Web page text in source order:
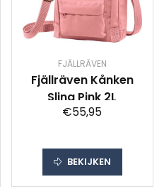
FJÄLLRÄVEN
Fjällräven Kånken
Sling Pink 2L
€55,95
BEKIJKEN